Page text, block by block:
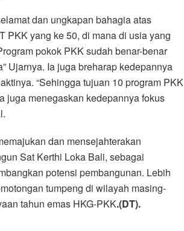
dan ungkapan bahagia atas
PKK yang ke 50, di mana di usia yang
pokok PKK sudah benar-benar
Ujarnya. Ia juga breharap kedepannya
“Sehingga tujuan 10 program PKK
juga menegaskan kedepannya fokus
dan mensejahterakan
Sat Kerthi Loka Bali, sebagai
potensi pembangunan. Lebih
tumpeng di wilayah masing-
tahun emas HKG-PKK.(DT).